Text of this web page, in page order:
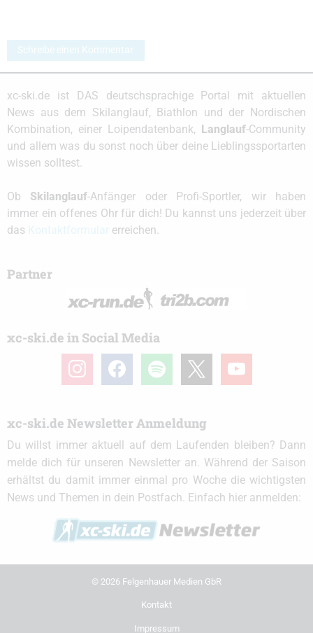
Schreibe einen Kommentar
xc-ski.de ist DAS deutschsprachige Portal mit aktuellen
News aus dem Skilanglauf, Biathlon und der Nordischen
Kombination, einer Loipendatenbank,
Langlauf-Community
und allem was du sonst noch über deine Lieblingssportarten
wissen solltest.
Ob Skilanglauf-Anfänger oder Profi-Sportler, wir haben
immer ein offenes Ohr für dich! Du kannst uns jederzeit über
das
erreichen.
Partner
xc-ski.de in Social Media
instagramfacebook spotify youtube
xc-ski.de Newsletter Anmeldung
Du willst immer aktuell auf dem Laufenden bleiben? Dann
melde dich für unseren Newsletter an. Während der Saison
erhältst du damit immer einmal pro Woche die wichtigsten
News und Themen in dein Postfach. Einfach hier anmelden:
© 2026 Felgenhauer Medien GbR
Kontakt
Impressum